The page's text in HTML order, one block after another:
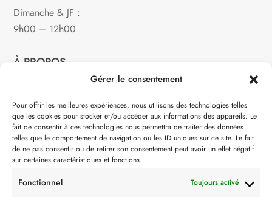
Gérer le consentement
Pour offrir les meilleures expériences, nous utilisons des technologies telles
que les cookies pour stocker et/ou accéder aux informations des appareils. Le
fait de consentir à ces technologies nous permettra de traiter des données
telles que le comportement de navigation ou les ID uniques sur ce site. Le fait
de ne pas consentir ou de retirer son consentement peut avoir un effet négatif
sur certaines caractéristiques et fonctions.
Fonctionnel Toujours activé
Dimanche & JF :
9h00 – 12h00
À PROPOS
Notre philosophie
Contact
Partenaire de: